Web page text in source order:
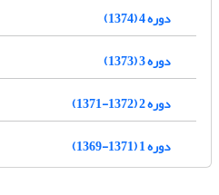
دوره 4 (1374)
دوره 3 (1373)
دوره 2 (1372-1371)
دوره 1 (1371-1369)